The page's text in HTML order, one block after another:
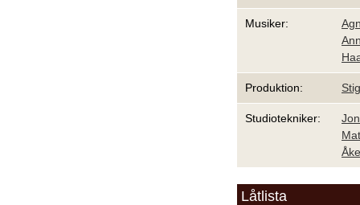
Musiker:
Produktion:
Studiotekniker:
Låtlista